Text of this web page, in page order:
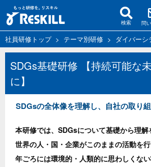
検索 問
社員研修トップ> テーマ別研修 > ダイバーシ
SDGs基礎研修 【持続可能な
に】
SDGsの全体像を理解し、自社の取り
本研修では、SDGsについて基礎から理解
世界の人・国・企業がこのままの活動を
年ごろには環境的・人類的に思わしくな